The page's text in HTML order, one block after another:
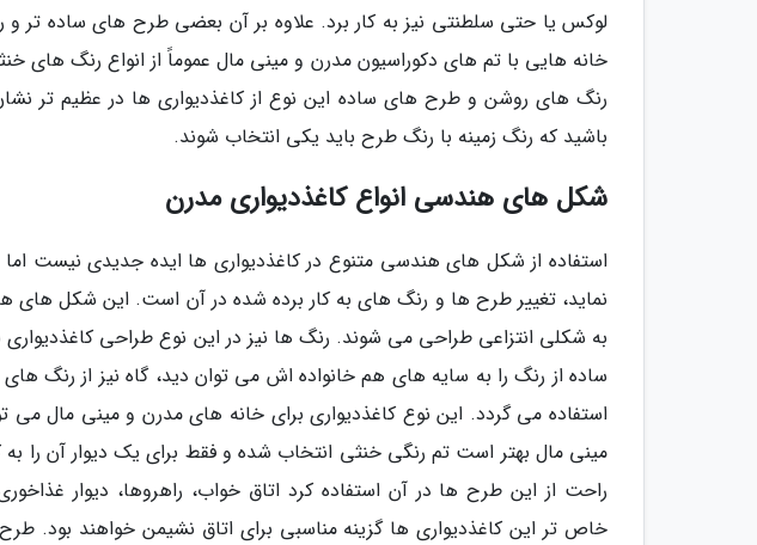
لوکس یا حتی سلطنتی نیز به کار برد. علاوه بر آن بعضی طرح های ساده تر
خانه هایی با تم های دکوراسیون مدرن و مینی مال عموماً از انواع رنگ های
رنگ های روشن و طرح های ساده این نوع از کاغذدیواری ها در عظیم تر نشان
باشید که رنگ زمینه با رنگ طرح باید یکی انتخاب شوند.
شکل های هندسی انواع کاغذدیواری مدرن
استفاده از شکل های هندسی متنوع در کاغذدیواری ها ایده جدیدی نیست اما
نماید، تغییر طرح ها و رنگ های به کار برده شده در آن است. این شکل های
به شکلی انتزاعی طراحی می شوند. رنگ ها نیز در این نوع طراحی
ساده از رنگ را به سایه های هم خانواده اش می توان دید، گاه نیز از رنگ
استفاده می گردد. این نوع کاغذدیواری برای خانه های مدرن و مینی مال می
مینی مال بهتر است تم رنگی خنثی انتخاب شده و فقط برای یک دیوار آن را به
راحت از این طرح ها در آن استفاده کرد اتاق خواب، راهروها، دیوار
خاص تر این کاغذدیواری ها گزینه مناسبی برای اتاق نشیمن خواهند بود.